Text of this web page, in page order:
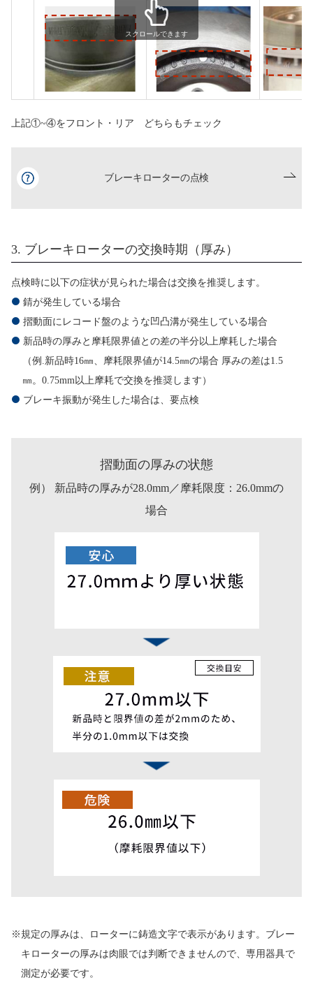
スクロールできます
上記①~④をフロント・リア どちらもチェック
ブレーキローターの点検
3. ブレーキローターの交換時期（厚み）
点検時に以下の症状が見られた場合は交換を推奨します。
錆が発生している場合
摺動面にレコード盤のような凹凸溝が発生している場合
新品時の厚みと摩耗限界値との差の半分以上摩耗した場合
（例.新品時16㎜、摩耗限界値が14.5㎜の場合 厚みの差は1.5
㎜。0.75mm以上摩耗で交換を推奨します）
ブレーキ振動が発生した場合は、要点検
摺動面の厚みの状態
例） 新品時の厚みが28.0mm／摩耗限度：26.0mmの
場合
※規定の厚みは、ローターに鋳造文字で表示があります。 ブレー
キローターの厚みは肉眼では判断できませんので、専用器具で
測定が必要です。